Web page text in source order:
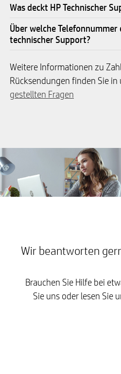
Was deckt HP Technischer
Über welche Telefonnummer
technischer Support?
Weitere Informationen zu
Rücksendungen finden Sie in
gestellten Fragen
Wir beantworten
Brauchen Sie Hilfe bei
Sie uns oder lesen Sie